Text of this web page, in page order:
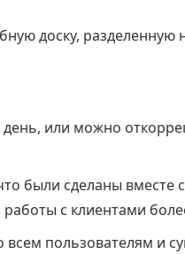
доску, разделенную
или можно
были сделаны
с клиентами
пользователям и